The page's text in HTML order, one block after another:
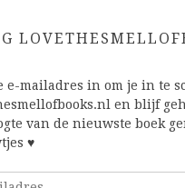
e-mailadres in om je in te
en blijf
van de nieuwste boek
♥